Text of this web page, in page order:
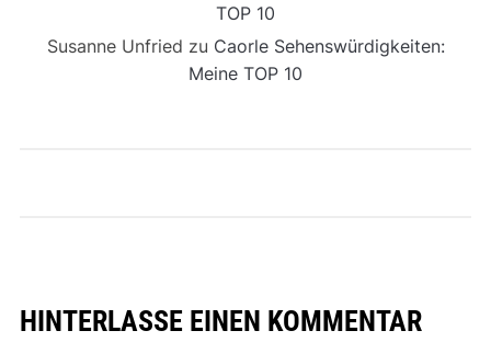
TOP 10
Susanne Unfried zu Caorle Sehenswürdigkeiten:
Meine TOP 10
HINTERLASSE EINEN KOMMENTAR